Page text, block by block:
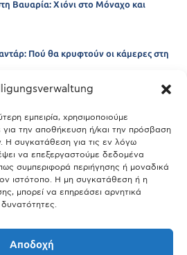
εμπειρία, χρησιμοποιούμε
την αποθήκευση ή/και την πρόσβαση
Η συγκατάθεση για τις εν λόγω
να επεξεργαστούμε δεδομένα
συμπεριφορά περιήγησης ή μοναδικά
ιστότοπο. Η μη συγκατάθεση ή η
μπορεί να επηρεάσει αρνητικά
δυνατότητες.
Αποδοχή
Βαυαρία: Χιόνι στο Μόναχο και
Πού θα κρυφτούν οι κάμερες στη
από τους ισχυρούς ανέμους